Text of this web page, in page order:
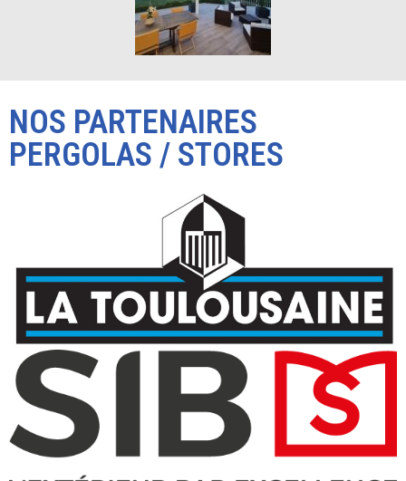
NOS PARTENAIRES
PERGOLAS / STORES